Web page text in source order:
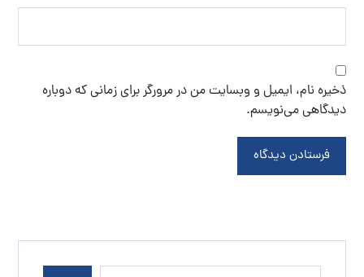
ذخیره نام، ایمیل و وبسایت من در مرورگر برای زمانی که دوباره
دیدگاهی می‌نویسم.
فرستادن دیدگاه